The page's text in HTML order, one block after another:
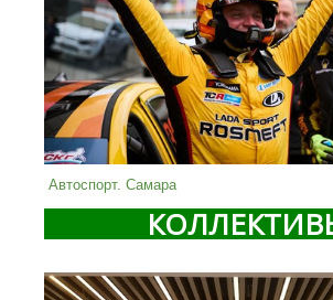
Автоспорт. Самара